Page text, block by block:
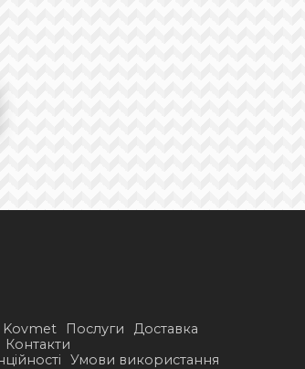
Kovmet Послуги
Доставка
Контакти
Умови використання